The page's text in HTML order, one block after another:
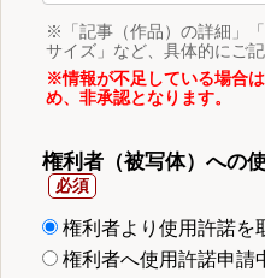
※「記事（作品）の詳細」
サイズ」など、具体的にご記
※情報が不足している場合
め、非承認となります。
権利者（被写体）への
権利者より使用許諾を
権利者へ使用許諾申請